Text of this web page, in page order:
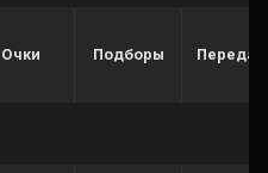
Очки Подборы